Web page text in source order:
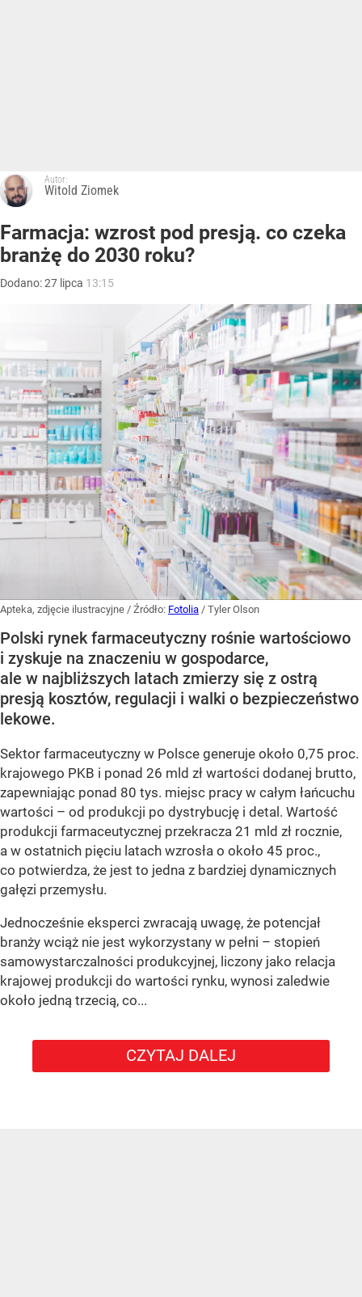
Autor:
Witold Ziomek
Farmacja: wzrost pod presją. co czeka
branżę do 2030 roku?
Dodano:27 lipca 13:15
Apteka, zdjęcie ilustracyjne / Źródło: Fotolia / Tyler Olson
Polski rynek farmaceutyczny rośnie wartościowo
i zyskuje na znaczeniu w gospodarce,
ale w najbliższych latach zmierzy się z ostrą
presją kosztów, regulacji i walki o bezpieczeństwo
lekowe.
Sektor farmaceutyczny w Polsce generuje około 0,75 proc.
krajowego PKB i ponad 26 mld zł wartości dodanej brutto,
zapewniając ponad 80 tys. miejsc pracy w całym łańcuchu
wartości – od produkcji po dystrybucję i detal. Wartość
produkcji farmaceutycznej przekracza 21 mld zł rocznie,
a w ostatnich pięciu latach wzrosła o około 45 proc.,
co potwierdza, że jest to jedna z bardziej dynamicznych
gałęzi przemysłu.
Jednocześnie eksperci zwracają uwagę, że potencjał
branży wciąż nie jest wykorzystany w pełni – stopień
samowystarczalności produkcyjnej, liczony jako relacja
krajowej produkcji do wartości rynku, wynosi zaledwie
około jedną trzecią, co...
CZYTAJ DALEJ